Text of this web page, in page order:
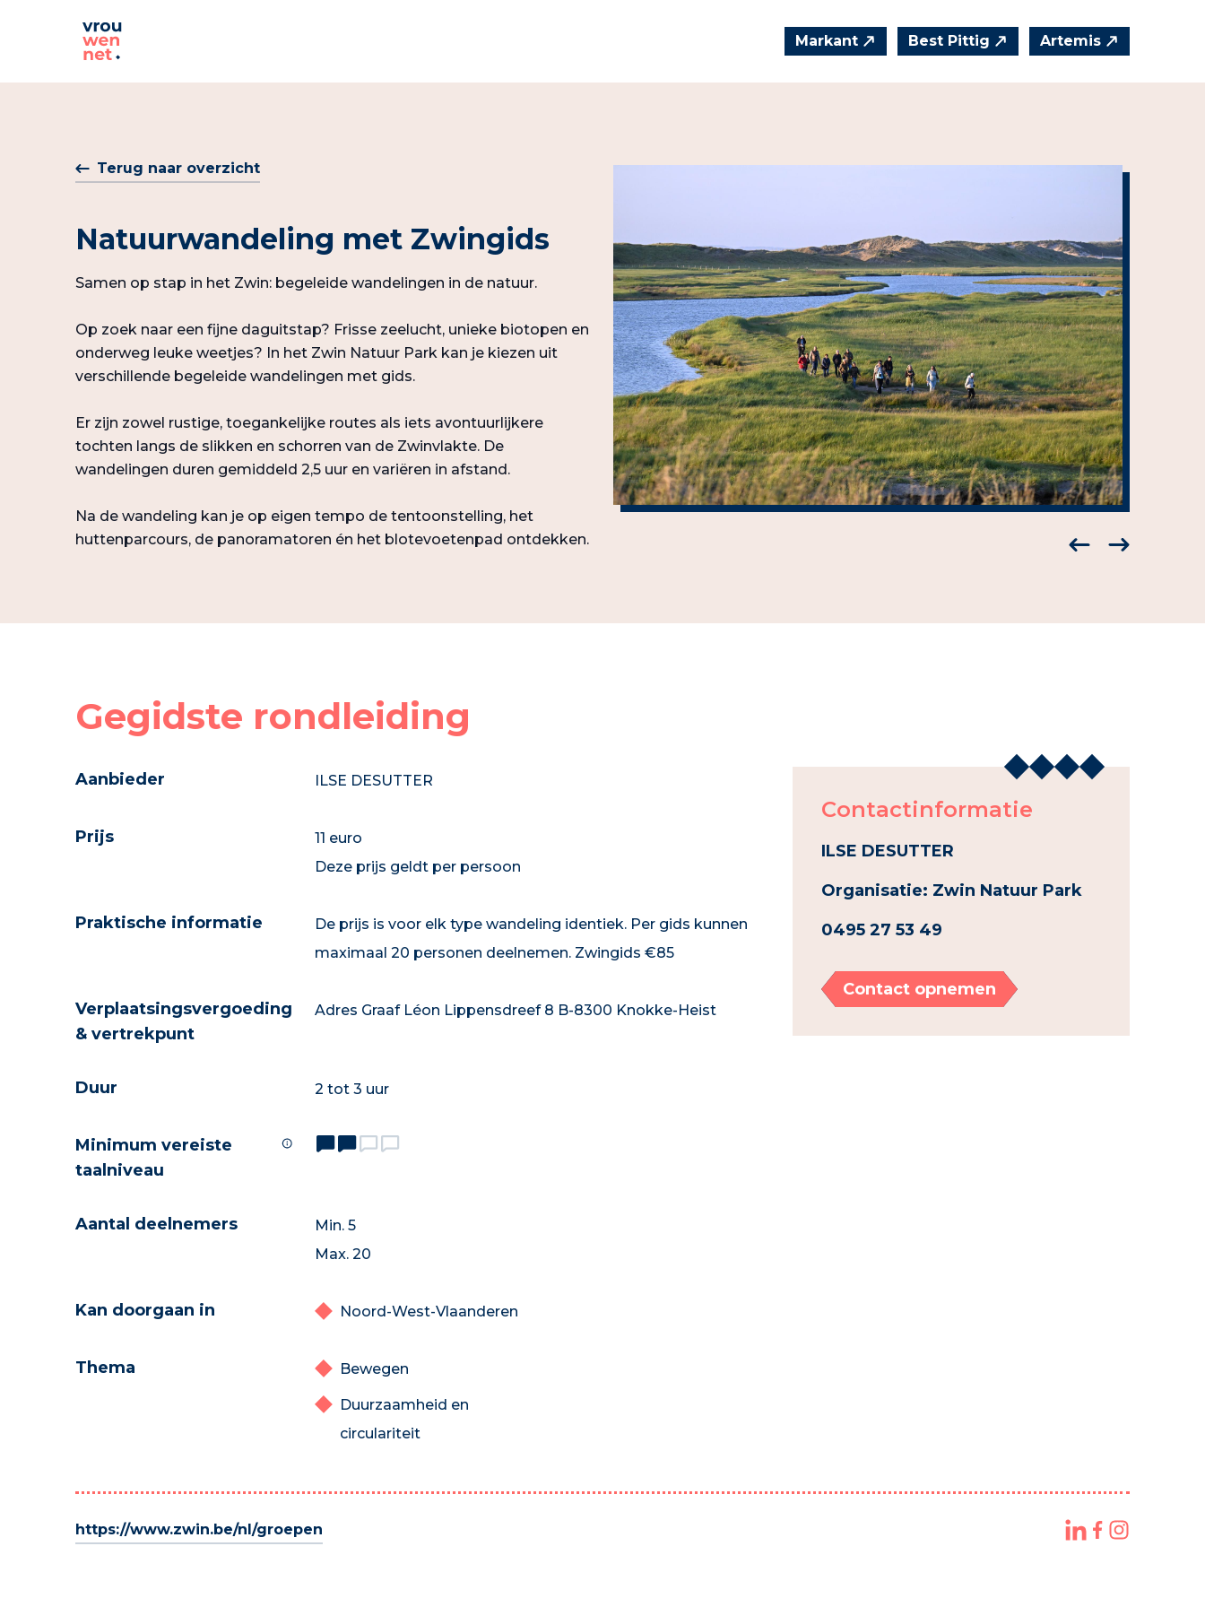
Markant Best Pittig Artemis
Terug naar overzicht
Natuurwandeling met Zwingids
Samen op stap in het Zwin: begeleide wandelingen in de natuur.
Op zoek naar een fijne daguitstap? Frisse zeelucht, unieke biotopen en
onderweg leuke weetjes? In het Zwin Natuur Park kan je kiezen uit
verschillende begeleide wandelingen met gids.
Er zijn zowel rustige, toegankelijke routes als iets avontuurlijkere
tochten langs de slikken en schorren van de Zwinvlakte. De
wandelingen duren gemiddeld 2,5 uur en variëren in afstand.
Na de wandeling kan je op eigen tempo de tentoonstelling, het
huttenparcours, de panoramatoren én het blotevoetenpad ontdekken.
Gegidste rondleiding
Aanbieder ILSE DESUTTER
Prijs
11 euro
Deze prijs geldt per persoon
Praktische informatie
De prijs is voor elk type wandeling identiek. Per gids kunnen
maximaal 20 personen deelnemen. Zwingids €85
Verplaatsingsvergoeding
& vertrekpunt
Adres Graaf Léon Lippensdreef 8 B-8300 Knokke-Heist
Duur 2 tot 3 uur
Minimum vereiste
taalniveau
Aantal deelnemers
Min. 5
Max. 20
Kan doorgaan in Noord-West-Vlaanderen
Thema Bewegen
Duurzaamheid en
circulariteit
Contactinformatie
ILSE DESUTTER
Organisatie: Zwin Natuur Park
0495 27 53 49
Contact opnemen
https://www.zwin.be/nl/groepen